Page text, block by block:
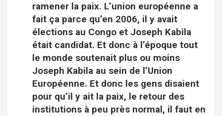
ramener la paix. L’union européenne a
fait ça parce qu’en 2006, il y avait
élections au Congo et Joseph Kabila
était candidat. Et donc à l’époque tout
le monde soutenait plus ou moins
Joseph Kabila au sein de l’Union
Européenne. Et donc les gens disaient
pour qu’il y ait la paix, le retour des
institutions à peu près normal, il faut en